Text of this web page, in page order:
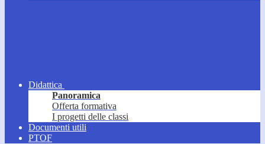
Didattica
Panoramica
Offerta formativa
I progetti delle classi
Documenti utili
PTOF